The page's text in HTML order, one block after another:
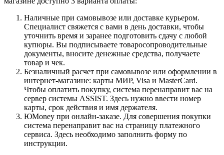
Наличные при самовывозе или доставке курьером.
Специалист свяжется с вами в день доставки, чтобы
уточнить время и заранее подготовить сдачу с любой
купюры. Вы подписываете товаросопроводительные
документы, вносите денежные средства, получаете
товар и чек.
Безналичный расчет при самовывозе или оформлении в
интернет-магазине: карты МИР, Visa и MasterCard.
Чтобы оплатить покупку, система перенаправит вас на
сервер системы ASSIST. Здесь нужно ввести номер
карты, срок действия и имя держателя.
ЮMoney при онлайн-заказе. Для совершения покупки
система перенаправит вас на страницу платежного
сервиса. Здесь необходимо заполнить форму по
инструкции.